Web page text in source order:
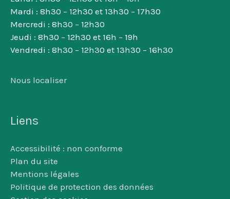
Mardi : 8h30 – 12h30 et 13h30 – 17h30
Mercredi : 8h30 – 12h30
Jeudi : 8h30 – 12h30 et 16h – 19h
Vendredi : 8h30 – 12h30 et 13h30 – 16h30
Nous localiser
Liens
Accessibilité : non conforme
Plan du site
Mentions légales
Politique de protection des données